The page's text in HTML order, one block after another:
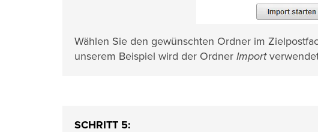
Wählen Sie den gewünschten Ordner im
unserem Beispiel wird der Ordner Import
SCHRITT 5: